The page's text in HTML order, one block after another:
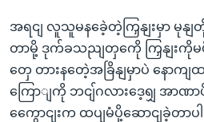
အရငျ လူသူမနခေဲ့တဲ့ကြှနျးမှာ မုန
တာမို့ ဒုက်ခသညျတှကေို ကြှနျးကို
တှေ တားနတေဲ့အခြိနျမှာပဲ နောကျ
ကြောျကို ဘငျ်ဂလားဒေ့ရျှ အာဏ
ကွေောငျးက ထပျမံပို့ဆောငျခဲ့တာပါ